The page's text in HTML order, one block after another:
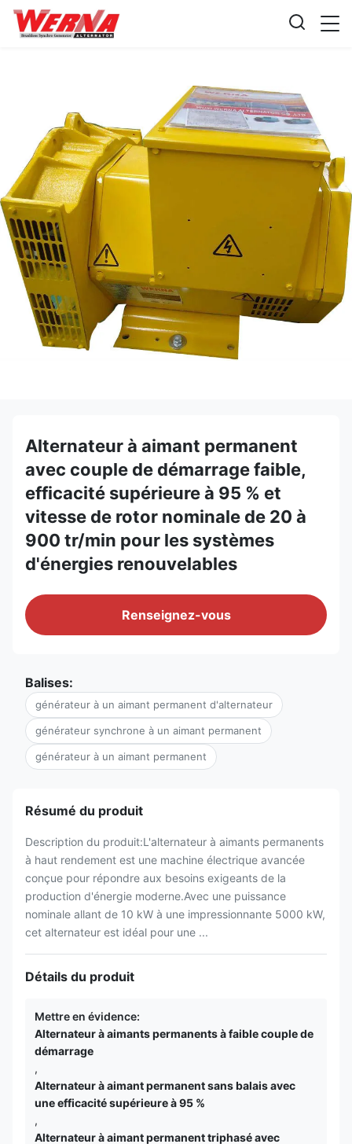
Alternateur à aimant permanent
avec couple de démarrage faible,
efficacité supérieure à 95 % et
vitesse de rotor nominale de 20 à
900 tr/min pour les systèmes
d'énergies renouvelables
Renseignez-vous
Balises:
générateur à un aimant permanent d'alternateur
générateur synchrone à un aimant permanent
générateur à un aimant permanent
Résumé du produit
Description du produit:L'alternateur à aimants permanents
à haut rendement est une machine électrique avancée
conçue pour répondre aux besoins exigeants de la
production d'énergie moderne.Avec une puissance
nominale allant de 10 kW à une impressionnante 5000 kW,
cet alternateur est idéal pour une ...
Détails du produit
Mettre en évidence:
Alternateur à aimants permanents à faible couple de
démarrage
,
Alternateur à aimant permanent sans balais avec
une efficacité supérieure à 95 %
,
Alternateur à aimant permanent triphasé avec